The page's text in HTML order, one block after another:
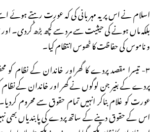
اسلام نے اس پر یہ مہربانی کی کہ عورت رہتے ہوئے
بلکہ ماں ہونے کی حیثیت سے مرد سے کچھ بڑھ کردی۔
و ناموس کی حفاظت کا ٹھوس انتظام کیا۔
۳- تیسرا مقصد پردے کا گھراور خاندان کے نظام کو
پردے کے بغیر جن لوگوں نے گھر اور خاندان کے
عورت کو غلام بناکر انہیں تمام حقوق سے محروم
اس کے حقوق دینے کے ساتھ پردے کی پابندیاں بھی